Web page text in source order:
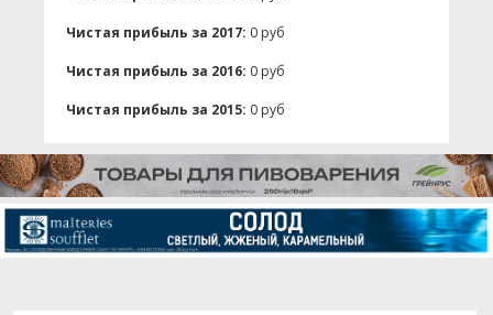
Чистая прибыль за 2017: 0 руб
Чистая прибыль за 2016: 0 руб
Чистая прибыль за 2015: 0 руб